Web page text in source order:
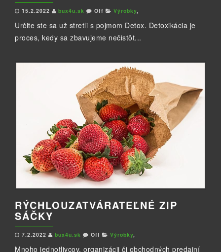
15.2.2022 bux4u.sk Off Výrobky,
Určite ste sa už stretli s pojmom Detox. Detoxikácia je
proces, kedy sa zbavujeme nečistôt...
RÝCHLOUZATVÁRATEĽNÉ ZIP
SÁČKY
7.2.2022 bux4u.sk Off Výrobky,
Mnoho jednotlivcov, organizácii či obchodných predajní